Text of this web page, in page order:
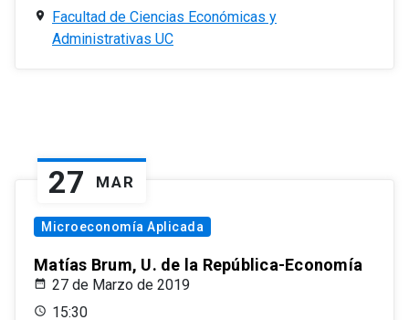
Facultad de Ciencias Económicas y
Administrativas UC
27 MAR
Microeconomía Aplicada
Matías Brum, U. de la República-Economía
27 de Marzo de 2019
15:30